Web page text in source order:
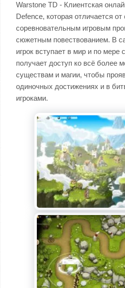
Warstone TD - Клиентская
Defence, которая отличается от
соревновательным игровым
сюжетным повествованием. В
игрок вступает в мир и по мере
получает доступ ко всё более
существам и магии, чтобы
одиночных достижениях и в
игроками.